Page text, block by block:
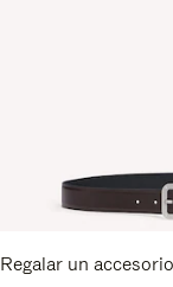
Regalar un accesorio